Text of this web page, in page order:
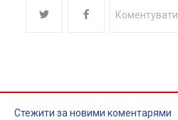
Коментувати
Стежити за новими коментарями